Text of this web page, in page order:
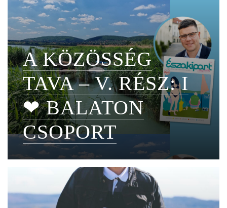
A KÖZÖSSÉG
TAVA – V. RÉSZ: I
❤ BALATON
CSOPORT